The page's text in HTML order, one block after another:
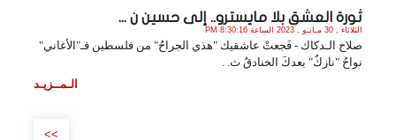
ثورة العشق بلا مايسترو.. إلى حسين ن ...
الثلاثاء , 30 مـايـو , 2023 الساعة 8:30:16 PM
صلاح الـدكاك - فَجعتْ عاشقيك "هذي الجراحُ" من فلسطين فـ"الأغاني"
نواحُ "نازكٌ" بعدكَ الخنادقُ ث. .
الـمــزيـد
>>